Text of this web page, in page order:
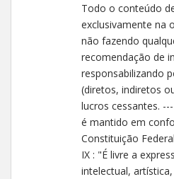
Todo o conteúdo
exclusivamente na
não fazendo
recomendação de
responsabilizando
(diretos, indiretos
lucros cessantes.
é mantido em
Constituição
IX : "É livre a
intelectual,